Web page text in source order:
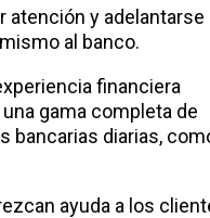
y adelantarse
al banco.
financiera
gama completa de
bancarias diarias,
ayuda a los